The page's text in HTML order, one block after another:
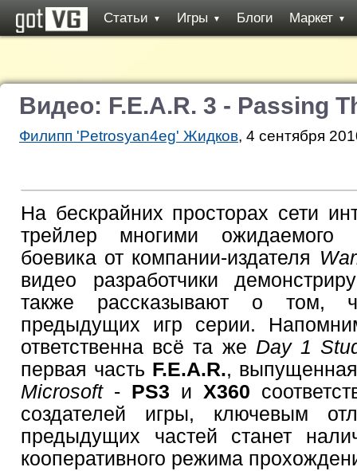
Статьи ▼ Игры ▼ Блоги Маркет ▼
Видео: F.E.A.R. 3 - Passing
Филипп 'Petrosyan4eg' Жидков, 4 сентября
На бескрайних просторах сети
трейлер многими ожидаемого
боевика от компании-издателя
видео разработчики
также рассказывают о том,
предыдущих игр серии.
ответственна всё та же Day 1
первая часть F.E.A.R.,
Microsoft - PS3 и X360
создателей игры, ключевым
предыдущих частей станет
кооперативного режима